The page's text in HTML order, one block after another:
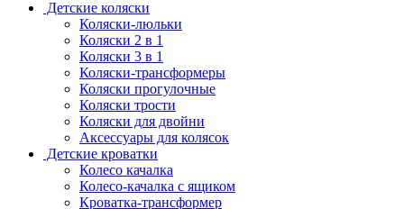
Детские коляски
Коляски-люльки
Коляски 2 в 1
Коляски 3 в 1
Коляски-трансформеры
Коляски прогулочные
Коляски трости
Коляски для двойни
Аксессуары для колясок
Детские кроватки
Колесо качалка
Колесо-качалка с ящиком
Кроватка-трансформер